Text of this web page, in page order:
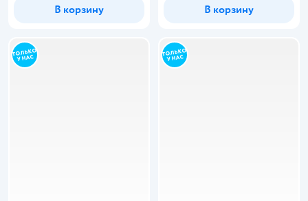
В корзину В корзину